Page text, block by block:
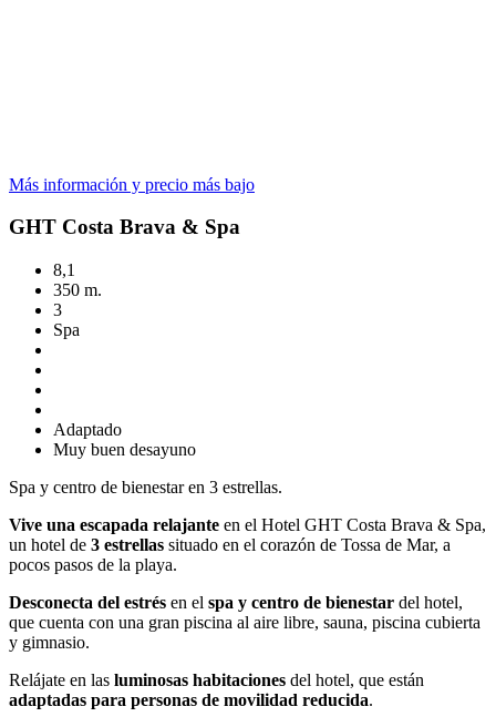
Más información y precio más bajo
GHT Costa Brava & Spa
8,1
350 m.
3
Spa
Adaptado
Muy buen desayuno
Spa y centro de bienestar en 3 estrellas.
Vive una escapada relajante en el Hotel GHT Costa Brava & Spa,
un hotel de 3 estrellas situado en el corazón de Tossa de Mar, a
pocos pasos de la playa.
Desconecta del estrés en el spa y centro de bienestar del hotel,
que cuenta con una gran piscina al aire libre, sauna, piscina cubierta
y gimnasio.
Relájate en las luminosas habitaciones del hotel, que están
adaptadas para personas de movilidad reducida.